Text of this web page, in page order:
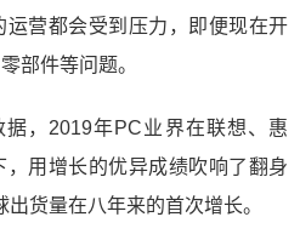
营都会受到压力，即便现在开
部件等问题。
，2019年PC业界在联想、惠
用增长的优异成绩吹响了翻身
货量在八年来的首次增长。